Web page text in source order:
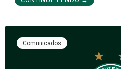
Comunicados